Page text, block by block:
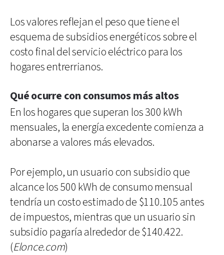
Los valores reflejan el peso que tiene el
esquema de subsidios energéticos sobre el
costo final del servicio eléctrico para los
hogares entrerrianos.
Qué ocurre con consumos más altos
En los hogares que superan los 300 kWh
mensuales, la energía excedente comienza a
abonarse a valores más elevados.
Por ejemplo, un usuario con subsidio que
alcance los 500 kWh de consumo mensual
tendría un costo estimado de $110.105 antes
de impuestos, mientras que un usuario sin
subsidio pagaría alrededor de $140.422.
(Elonce.com)